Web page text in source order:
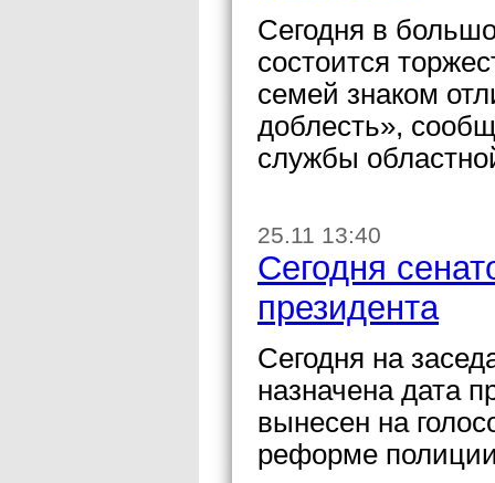
Сегодня в
состоится
семей знаком
доблесть»,
службы
25.11 13:40
Сегодня
президента
Сегодня на
назначена дата
вынесен на
реформе